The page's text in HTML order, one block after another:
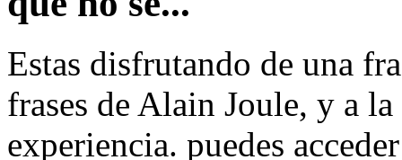
Estas disfrutando de una
frases de Alain Joule, y a
experiencia. puedes